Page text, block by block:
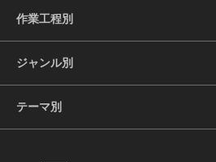
作業工程別
ジャンル別
テーマ別